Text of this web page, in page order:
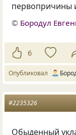
первопричины
© Бородул
6
Опубликовал
#2235326
Обыденный